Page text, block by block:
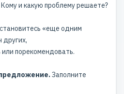
и какую проблему решаете?
«еще одним
других,
порекомендовать.
Заполните